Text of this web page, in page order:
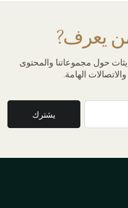
يعرف?
حول مجموعاتنا والمحتوى
الهامة.